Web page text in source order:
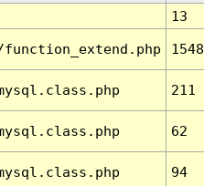
13
1548
211
62
94